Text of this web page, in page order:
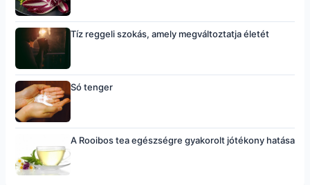
Tíz reggeli szokás, amely megváltoztatja életét
Só tenger
A Rooibos tea egészségre gyakorolt jótékony hatása